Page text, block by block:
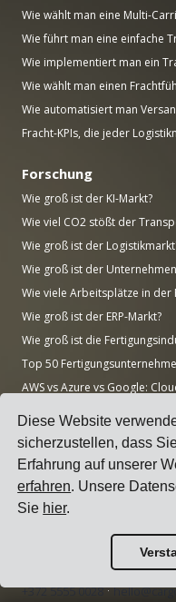
Diese Website
sicherzustellen, dass
Erfahrung auf unserer
erfahren. Unsere
Sie hier.
Wie wählt man eine Multi-
Wie führt man eine einfache
Wie implementiert man ein
Wie wählt man einen
Wie automatisiert man
Fracht-KPIs, die jeder
Forschung
Wie groß ist der KI-Markt?
Wie viel CO2 stößt der
Wie groß ist der
Wie groß ist der
Wie viele Arbeitsplätze in der
Wie groß ist der ERP-Markt?
Wie groß ist die
Top 50
AWS vs Azure vs Google:
© 2026 Cargoson.com
Registriert als Cargoson OÜ
IdNr.: EE102137680.
Hauptsitz: Pärnu mnt. 141,
+372 5555 0028·